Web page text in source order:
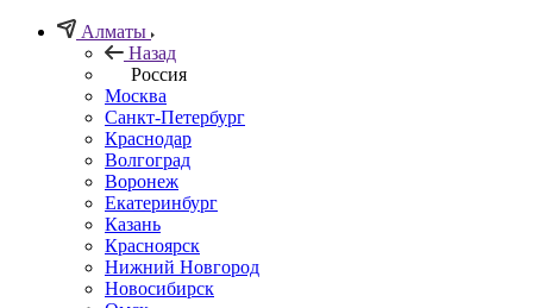
Алматы
Назад
Россия
Москва
Санкт-Петербург
Краснодар
Волгоград
Воронеж
Екатеринбург
Казань
Красноярск
Нижний Новгород
Новосибирск